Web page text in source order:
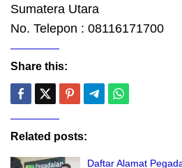
Sumatera Utara
No. Telepon : 08116171700
Share this:
Related posts:
Daftar Alamat